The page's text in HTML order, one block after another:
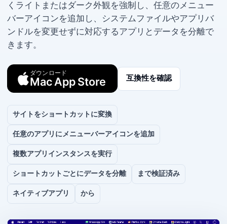
くライトまたはダーク外観を強制し、任意のメニュー
バーアイコンを追加し、システムファイルやアプリバ
ンドルを変更せずに対応するアプリと Web データを分離で
きます。
ダウンロード
Mac App Store 互換性を確認
Web サイトを Dock ショートカットに変換
任意のアプリにメニューバーアイコンを追加
複数アプリインスタンスを実行
ショートカットごとにデータを分離 macOS 27 Golden Gate まで検証済み
ネイティブ macOS アプリ macOS 10.11 から 27 Golden Gate